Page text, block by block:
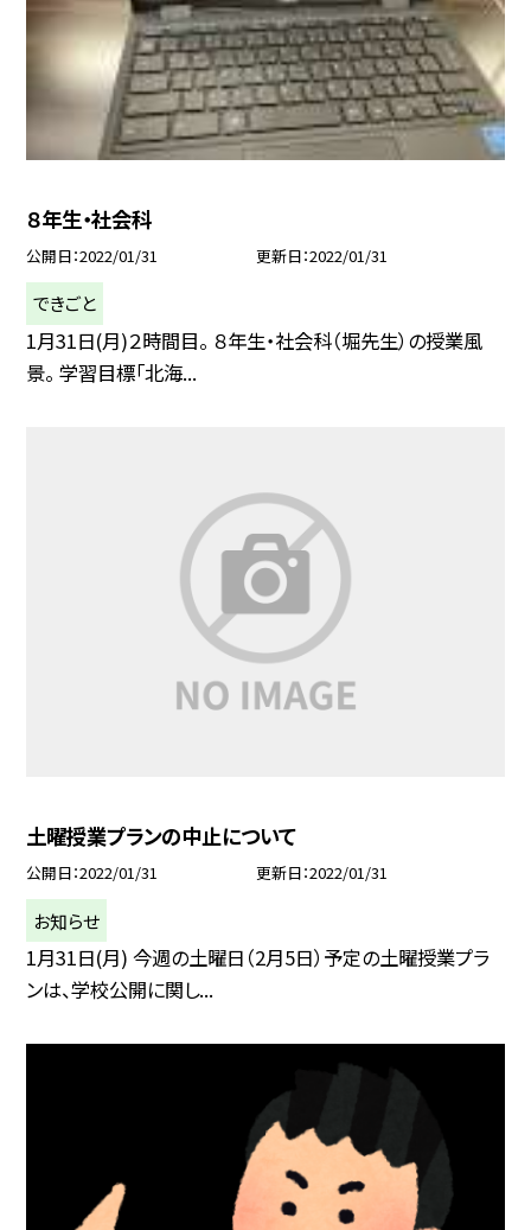
８年生・社会科
公開日 2022/01/31 更新日 2022/01/31
できごと
1月31日(月)２時間目。 ８年生・社会科（堀先生）の授業風
景。 学習目標「北海...
土曜授業プランの中止について
公開日 2022/01/31 更新日 2022/01/31
お知らせ
1月31日(月) 今週の土曜日（2月5日）予定の土曜授業プラ
ンは、学校公開に関し...